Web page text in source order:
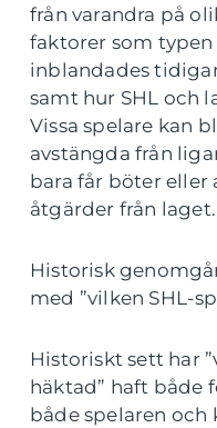
från varandra på
faktorer som
inblandades
samt hur SHL och
Vissa spelare kan
avstängda från
bara får böter eller
åtgärder från laget.
Historisk
med ”vilken SHL-
Historiskt sett har
häktad” haft både
både spelaren och